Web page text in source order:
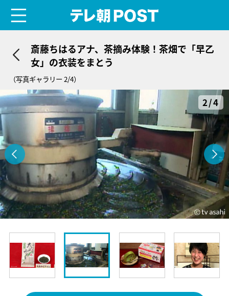
斎藤ちはるアナ、茶摘み体験！茶畑で「早乙
女」の衣装をまとう
（写真ギャラリー 2/4）
2/4